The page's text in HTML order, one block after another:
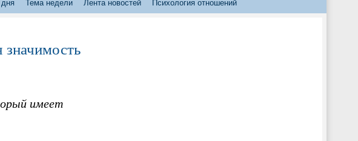
дня Тема недели Лента новостей Психология отношений
имеет